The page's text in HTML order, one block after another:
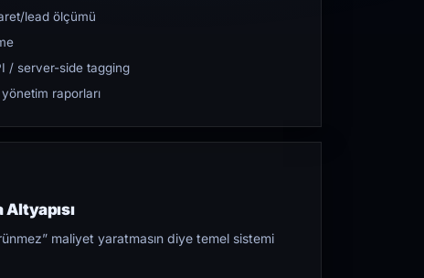
lead ölçümü
/ server-side tagging
raporları
Altyapısı
maliyet yaratmasın diye temel sistemi